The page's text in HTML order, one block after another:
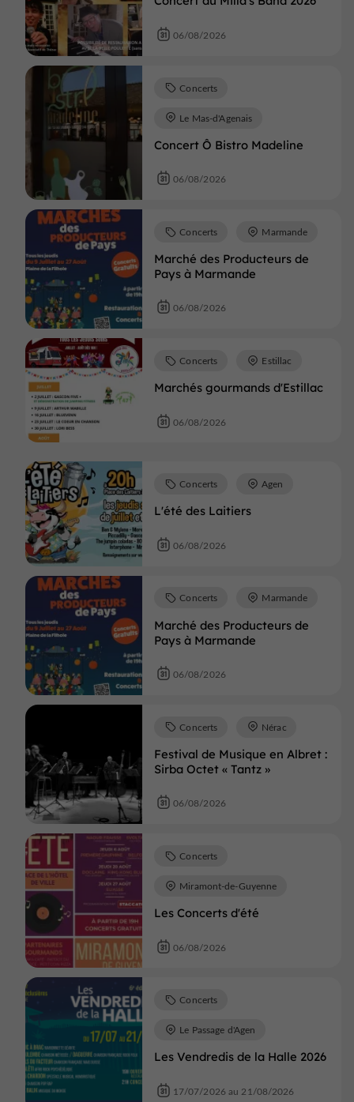
06/08/2026
Concert Ô Bistro Madeline
Concerts
Le Mas-d'Agenais
06/08/2026
Marché des Producteurs de
Pays à Marmande
Concerts Marmande
06/08/2026
Marchés gourmands d'Estillac
Concerts Estillac
06/08/2026
L'été des Laitiers
Concerts Agen
06/08/2026
Marché des Producteurs de
Pays à Marmande
Concerts Marmande
06/08/2026
Festival de Musique en Albret :
Sirba Octet « Tantz »
Concerts Nérac
06/08/2026
Les Concerts d'été
Concerts
Miramont-de-Guyenne
06/08/2026
Les Vendredis de la Halle 2026
Concerts
Le Passage d'Agen
17/07/2026 au 21/08/2026